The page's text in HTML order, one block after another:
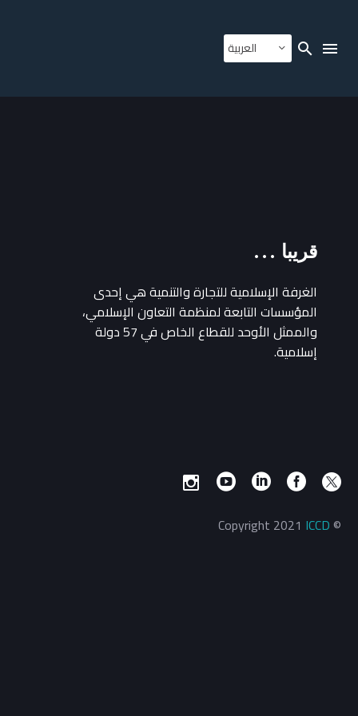
العربية
قريبا …
الغرفة الإسلامية للتجارة والتنمية هي إحدى
المؤسسات التابعة لمنظمة التعاون الإسلامي،
والممثل الأوحد للقطاع الخاص في 57 دولة
إسلامية.
© Copyright 2021
ICCD